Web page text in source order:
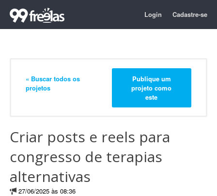
Login Cadastre-se
« Buscar todos os
projetos
Publique um
projeto como
este
Criar posts e reels para
congresso de terapias
alternativas
27/06/2025 às 08:36